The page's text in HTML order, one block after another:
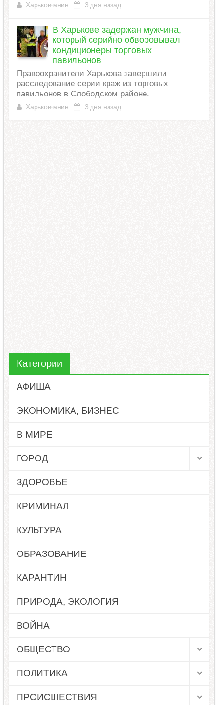
Харьковчанин 3 дня назад
В Харькове задержан мужчина,
который серийно обворовывал
кондиционеры торговых
павильонов
Правоохранители Харькова завершили
расследование серии краж из торговых
павильонов в Слободском районе.
Харьковчанин 3 дня назад
Категории
АФИША
ЭКОНОМИКА, БИЗНЕС
В МИРЕ
ГОРОД
ЗДОРОВЬЕ
КРИМИНАЛ
КУЛЬТУРА
ОБРАЗОВАНИЕ
КАРАНТИН
ПРИРОДА, ЭКОЛОГИЯ
ВОЙНА
ОБЩЕСТВО
ПОЛИТИКА
ПРОИСШЕСТВИЯ